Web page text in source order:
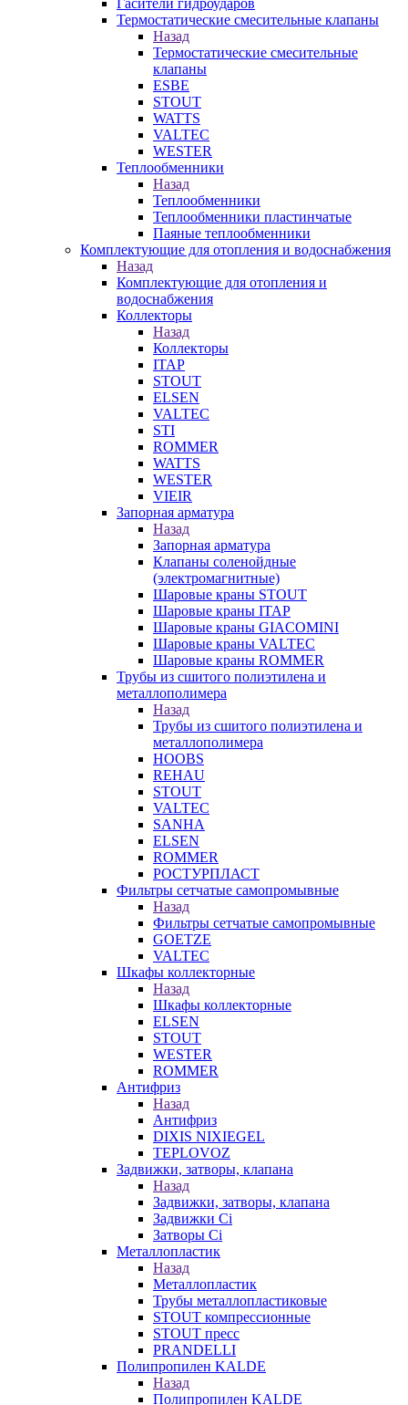
Гасители гидроударов
Термостатические смесительные клапаны
Назад
Термостатические смесительные
клапаны
ESBE
STOUT
WATTS
VALTEC
WESTER
Теплообменники
Назад
Теплообменники
Теплообменники пластинчатые
Паяные теплообменники
Комплектующие для отопления и водоснабжения
Назад
Комплектующие для отопления и
водоснабжения
Коллекторы
Назад
Коллекторы
ITAP
STOUT
ELSEN
VALTEC
STI
ROMMER
WATTS
WESTER
VIEIR
Запорная арматура
Назад
Запорная арматура
Клапаны соленойдные
(электромагнитные)
Шаровые краны STOUT
Шаровые краны ITAP
Шаровые краны GIACOMINI
Шаровые краны VALTEC
Шаровые краны ROMMER
Трубы из сшитого полиэтилена и
металлополимера
Назад
Трубы из сшитого полиэтилена и
металлополимера
HOOBS
REHAU
STOUT
VALTEC
SANHA
ELSEN
ROMMER
РОСТУРПЛАСТ
Фильтры сетчатые самопромывные
Назад
Фильтры сетчатые самопромывные
GOETZE
VALTEC
Шкафы коллекторные
Назад
Шкафы коллекторные
ELSEN
STOUT
WESTER
ROMMER
Антифриз
Назад
Антифриз
DIXIS NIXIEGEL
TEPLOVOZ
Задвижки, затворы, клапана
Назад
Задвижки, затворы, клапана
Задвижки Ci
Затворы Ci
Металлопластик
Назад
Металлопластик
Трубы металлопластиковые
STOUT компрессионные
STOUT пресс
PRANDELLI
Полипропилен KALDE
Назад
Полипропилен KALDE